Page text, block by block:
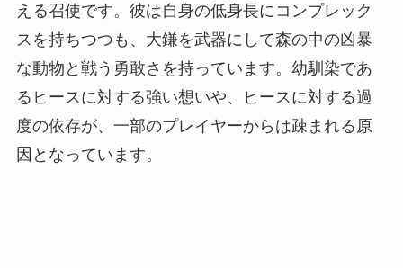
える召使です。彼は自身の低身長にコンプレック
スを持ちつつも、大鎌を武器にして森の中の凶暴
な動物と戦う勇敢さを持っています。幼馴染であ
るヒースに対する強い想いや、ヒースに対する過
度の依存が、一部のプレイヤーからは疎まれる原
因となっています。